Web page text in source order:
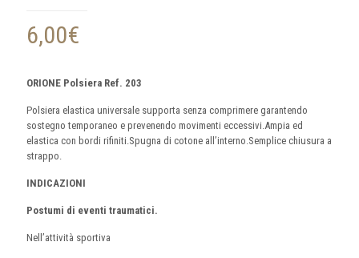
6,00€
ORIONE Polsiera Ref. 203
Polsiera elastica universale supporta senza comprimere garantendo
sostegno temporaneo e prevenendo movimenti eccessivi.Ampia ed
elastica con bordi rifiniti.Spugna di cotone all’interno.Semplice chiusura a
strappo.
INDICAZIONI
Postumi di eventi traumatici.
Nell’attività sportiva